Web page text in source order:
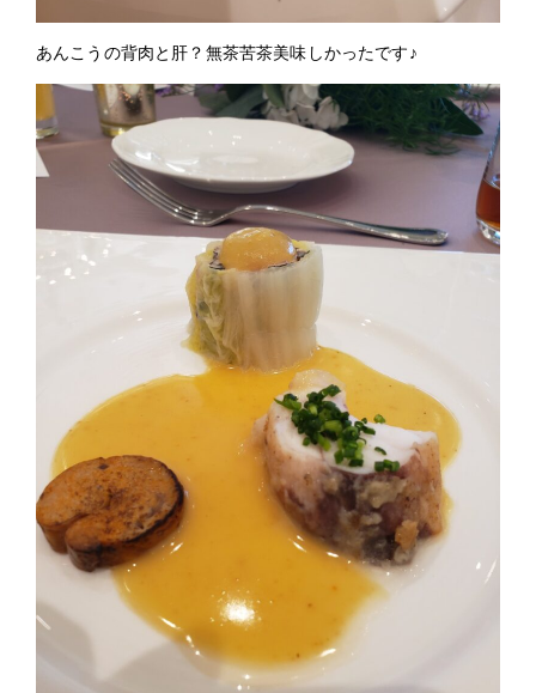
あんこうの背肉と肝？無茶苦茶美味しかったです♪